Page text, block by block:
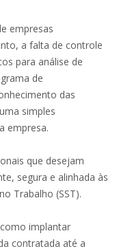
empresas
a falta de controle
para análise de
de
das
simples
empresa.
que desejam
segura e alinhada às
Trabalho (SST).
implantar
contratada até a